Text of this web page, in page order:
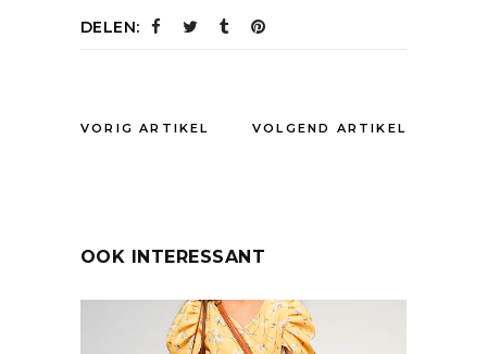
DELEN:
VORIG ARTIKEL VOLGEND ARTIKEL
OOK INTERESSANT